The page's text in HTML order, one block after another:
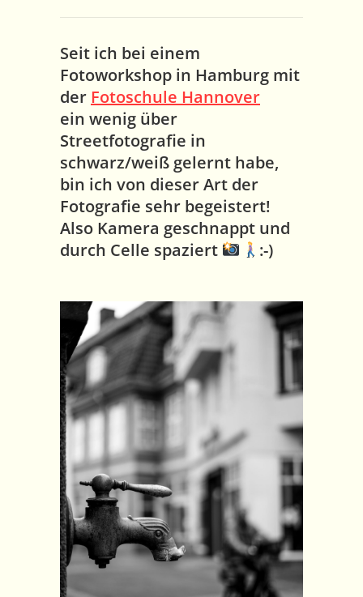
Seit ich bei einem
Fotoworkshop in Hamburg mit
der Fotoschule Hannover
ein wenig über
Streetfotografie in
schwarz/weiß gelernt habe,
bin ich von dieser Art der
Fotografie sehr begeistert!
Also Kamera geschnappt und
durch Celle spaziert
:-)